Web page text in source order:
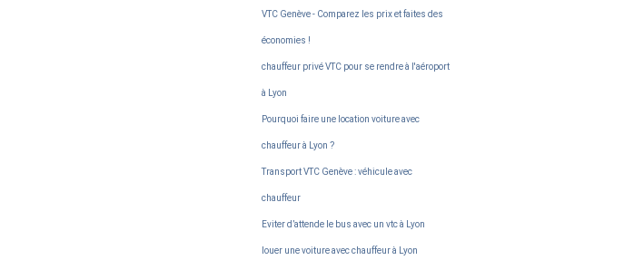
VTC Genève - Comparez les prix et faites des
économies !
chauffeur privé VTC pour se rendre à l'aéroport
à Lyon
Pourquoi faire une location voiture avec
chauffeur à Lyon ?
Transport VTC Genève : véhicule avec
chauffeur
Eviter d’attende le bus avec un vtc à Lyon
louer une voiture avec chauffeur à Lyon